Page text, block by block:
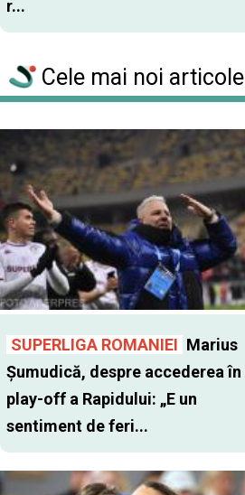
r...
Cele mai noi articole
SUPERLIGA ROMANIEI Marius
Șumudică, despre accederea în
play-off a Rapidului: „E un
sentiment de feri...